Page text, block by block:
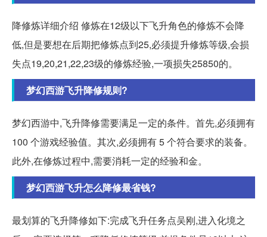
降修炼详细介绍 修炼在12级以下飞升角色的修炼不会降
低,但是要想在后期把修炼点到25,必须提升修炼等级,会损
失点19,20,21,22,23级的修炼经验,一项损失25850的。
梦幻西游飞升降修规则?
梦幻西游中,飞升降修需要满足一定的条件。首先,必须拥有
100 个游戏经验值。其次,必须拥有 5 个符合要求的装备。
此外,在修炼过程中,需要消耗一定的经验和金。
梦幻西游飞升怎么降修最省钱?
最划算的飞升降修如下:完成飞升任务点吴刚,进入化境之